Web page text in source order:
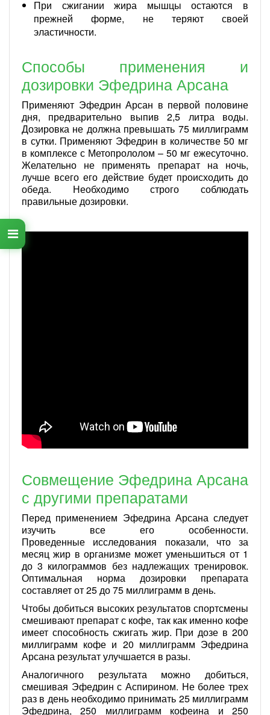
При сжигании жира мышцы остаются в
прежней форме, не теряют своей
эластичности.
Способы применения и
дозировки Эфедрина Арсана
Применяют Эфедрин Арсан в первой половине
дня, предварительно выпив 2,5 литра воды.
Дозировка не должна превышать 75 миллиграмм
в сутки. Применяют Эфедрин в количестве 50 мг
в комплексе с Метопрололом – 50 мг ежесуточно.
Желательно не применять препарат на ночь,
лучше всего его действие будет происходить до
обеда. Необходимо строго соблюдать
правильные дозировки.
Совмещение Эфедрина Арсана
с другими препаратами
Перед применением Эфедрина Арсана следует
изучить все его особенности.
Проведенные исследования показали, что за
месяц жир в организме может уменьшиться от 1
до 3 килограммов без надлежащих тренировок.
Оптимальная норма дозировки препарата
составляет от 25 до 75 миллиграмм в день.
Чтобы добиться высоких результатов спортсмены
смешивают препарат с кофе, так как именно кофе
имеет способность сжигать жир. При дозе в 200
миллиграмм кофе и 20 миллиграмм Эфедрина
Арсана результат улучшается в разы.
Аналогичного результата можно добиться,
смешивая Эфедрин с Аспирином. Не более трех
раз в день необходимо принимать 25 миллиграмм
Эфедрина, 250 миллиграмм кофеина и 250